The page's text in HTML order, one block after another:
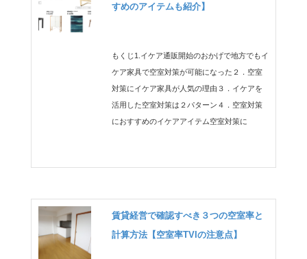
すめのアイテムも紹介】
もくじ1.イケア通販開始のおかげで地方でもイ
ケア家具で空室対策が可能になった２．空室
対策にイケア家具が人気の理由３．イケアを
活用した空室対策は２パターン４．空室対策
におすすめのイケアアイテム空室対策に
賃貸経営で確認すべき３つの空室率と
計算方法【空室率TVIの注意点】